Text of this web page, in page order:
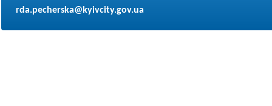
rda.pecherska@kyivcity.gov.ua